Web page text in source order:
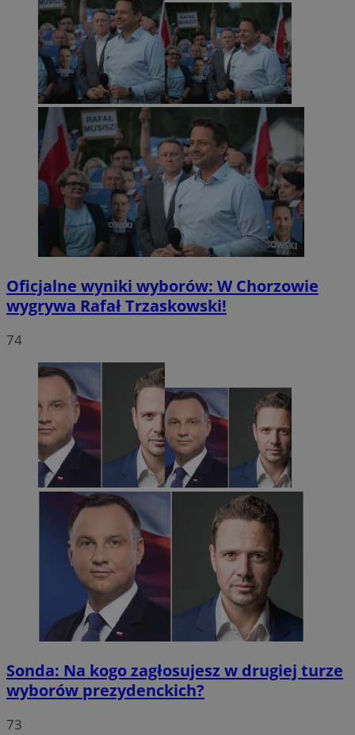
Oficjalne wyniki wyborów: W Chorzowie
wygrywa Rafał Trzaskowski!
74
Sonda: Na kogo zagłosujesz w drugiej turze
wyborów prezydenckich?
73